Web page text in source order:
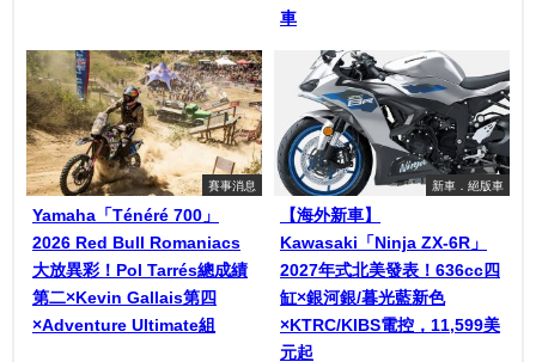
車
賽事消息
Yamaha「Ténéré 700」
2026 Red Bull Romaniacs
大放異彩！Pol Tarrés總成績
第二×Kevin Gallais第四
×Adventure Ultimate組
新車．絕版車
【海外新車】
Kawasaki「Ninja ZX-6R」
2027年式北美發表！636cc四
缸×銀河銀/暮光藍新色
×KTRC/KIBS電控，11,599美
元起